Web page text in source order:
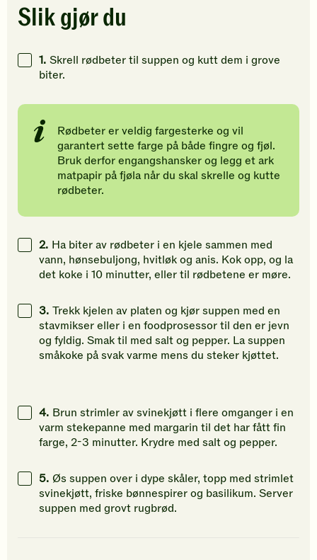
for
å
din
vurdering.
vurdering.
Slik gjør du
1. Skrell rødbeter til suppen og kutt dem i grove
biter.
Rødbeter er veldig fargesterke og vil
garantert sette farge på både fingre og fjøl.
Bruk derfor engangshansker og legg et ark
matpapir på fjøla når du skal skrelle og kutte
rødbeter.
2. Ha biter av rødbeter i en kjele sammen med
vann, hønsebuljong, hvitløk og anis. Kok opp, og la
det koke i 10 minutter, eller til rødbetene er møre.
3. Trekk kjelen av platen og kjør suppen med en
stavmikser eller i en foodprosessor til den er jevn
og fyldig. Smak til med salt og pepper. La suppen
småkoke på svak varme mens du steker kjøttet.
4. Brun strimler av svinekjøtt i flere omganger i en
varm stekepanne med margarin til det har fått fin
farge, 2-3 minutter. Krydre med salt og pepper.
5. Øs suppen over i dype skåler, topp med strimlet
svinekjøtt, friske bønnespirer og basilikum. Server
suppen med grovt rugbrød.